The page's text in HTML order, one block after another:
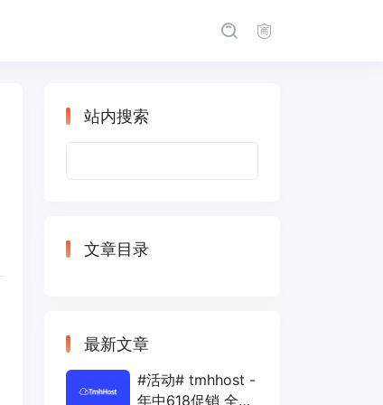
站内搜索
文章目录
最新文章
#活动# tmhhost -
年中618促销 全场